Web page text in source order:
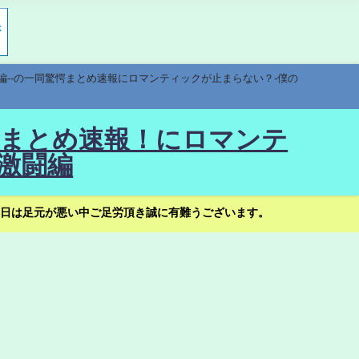
の一同驚愕まとめ速報にロマンティックが止まらない？-僕の
とめ速報！にロマンテ
闘編
足元が悪い中ご足労頂き誠に有難うございます。